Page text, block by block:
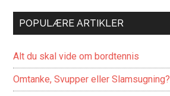
POPULÆRE ARTIKLER
Alt du skal vide om bordtennis
Omtanke, Svupper eller Slamsugning?